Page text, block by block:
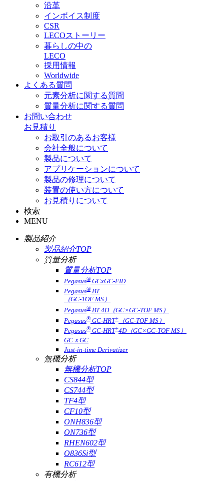
沿革
インボイス制度
CSR
LECOストーリー
暮らしの中の
LECO
採用情報
Worldwide
よくある質問
元素分析に関する質問
質量分析に関する質問
お問い合わせ
お見積り
お取引のあるお客様
会社全般について
製品について
アプリケーションについて
製品の修理について
装置の使い方について
お見積りについて
検索
MENU
製品紹介
製品紹介TOP
質量分析
質量分析TOP
Pegasus® GCxGC-FID
Pegasus® BT
（GC-TOF MS）
Pegasus® BT 4D（GC×GC-TOF MS）
Pegasus® GC-HRT+
（GC-TOF MS）
Pegasus® GC-HRT+4D（GC×GC-TOF MS）
GCｘGC
Just-in-time Derivatizer
無機分析
無機分析TOP
CS844型
CS744型
TF4型
CF10型
ONH836型
ON736型
RHEN602型
O836Si型
RC612型
有機分析